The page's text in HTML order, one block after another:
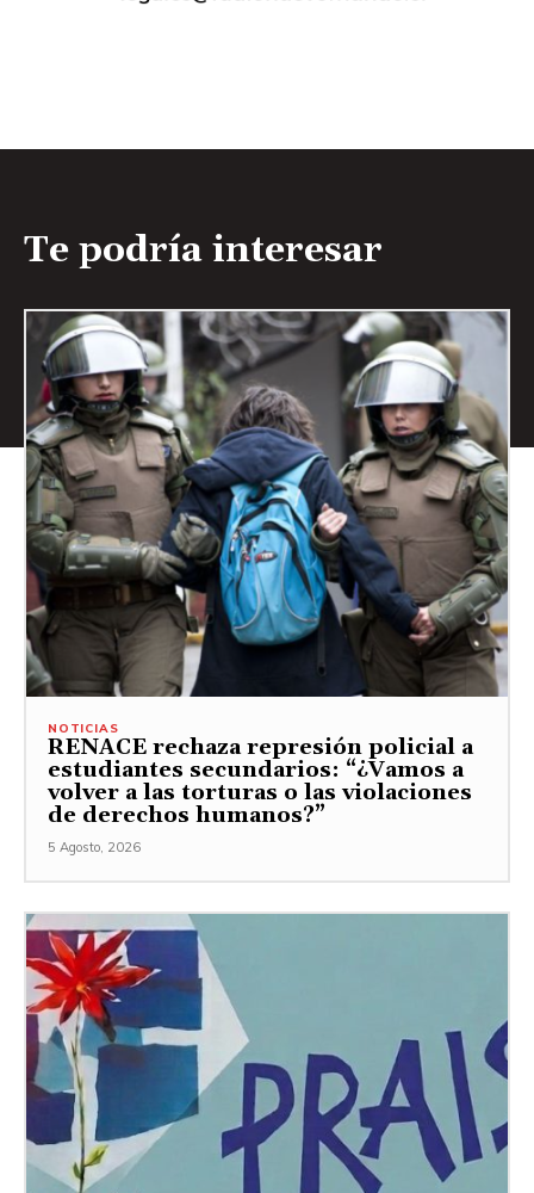
Te podría interesar
NOTICIAS
RENACE rechaza represión policial a
estudiantes secundarios: “¿Vamos a
volver a las torturas o las violaciones
de derechos humanos?”
5 Agosto, 2026